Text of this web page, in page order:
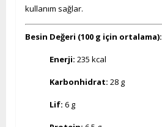
kullanım sağlar.
Besin Değeri (100 g için ortalama):
Enerji: 235 kcal
Karbonhidrat: 28 g
Lif: 6 g